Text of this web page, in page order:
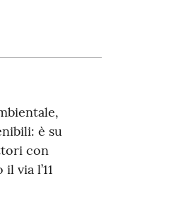
è su
con
via l’11